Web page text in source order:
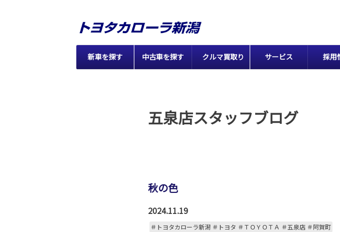
新車を探す 中古車を探す クルマ買取り サービス 採用
五泉店スタッフブログ
秋の色
2024.11.19
＃トヨタカローラ新潟 ＃トヨタ ＃ＴＯＹＯＴＡ ＃五泉店 ＃阿賀町